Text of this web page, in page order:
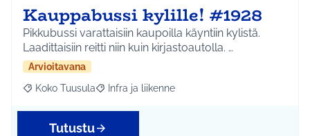
Kauppabussi kylille! #1928
Pikkubussi varattaisiin kaupoilla käyntiin kylistä.
Laadittaisiin reitti niin kuin kirjastoautolla. …
Arvioitavana
Rajaa tulokset aihepiirin mukaan: Koko Tuusula
Koko Tuusula Rajaa tulokset teeman mukaan: Infra ja liikenne
Infra ja liikenne
Tutustu